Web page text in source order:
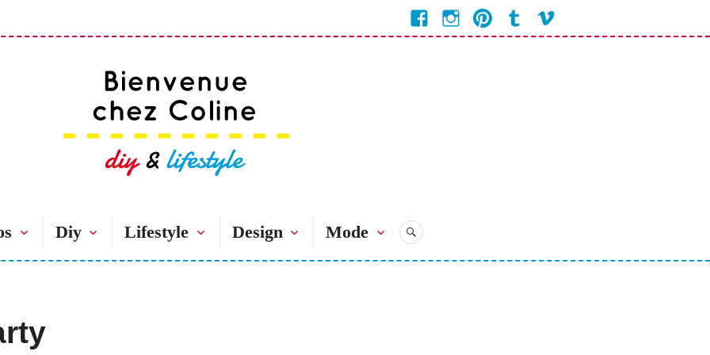
Facebook
Bienvenue
Chez
Instagram
Bienvenue
Chez
Pinterest
Bienvenue
Chez
Tumblr
Bienvenue
Chezchez
Bienvenue chez Coline
Diy Lifestyle Design Mode RECHERCHE